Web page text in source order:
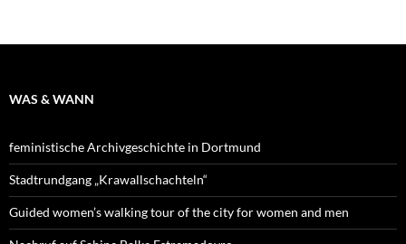
WAS & WANN
feministische Archivgeschichte in Dortmund
Stadtrundgang „Krawallschachteln“
Guided women’s walking tour of the city for women and men